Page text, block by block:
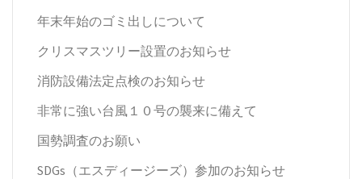
年末年始のゴミ出しについて
クリスマスツリー設置のお知らせ
消防設備法定点検のお知らせ
非常に強い台風１０号の襲来に備えて
国勢調査のお願い
SDGs（エスディージーズ）参加のお知らせ